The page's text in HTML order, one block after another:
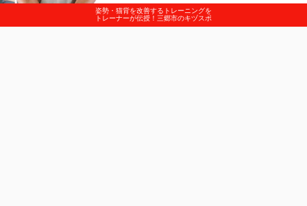
姿勢・猫背を改善するトレーニングを
トレーナーが伝授！三郷市のキヅスポ